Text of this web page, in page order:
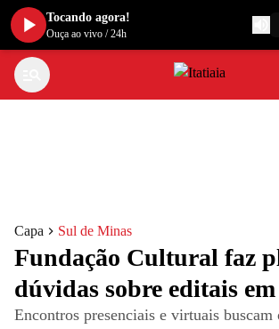
Capa Sul de Minas
Fundação Cultural faz
dúvidas sobre editais
Encontros presenciais e virtuais buscam
Tocando agora!
Ouça ao vivo /24h